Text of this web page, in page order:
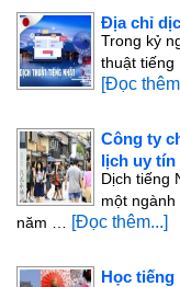
Địa chỉ
Trong kỷ
thuật tiếng
[Đọc
Công ty
lịch uy tín
Dịch tiếng
một
năm …
[Đọc thêm...]
Học